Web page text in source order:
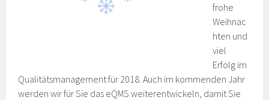
frohe
Weihnac
hten und
viel
Erfolg im
Qualitätsmanagement für 2018. Auch im kommenden Jahr
werden wir für Sie das eQMS weiterentwickeln, damit Sie